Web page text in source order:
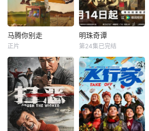
群众解决亲子矛
盾、婚姻困境等纷
繁的社会、家庭问
题；在一桩桩案件
中，秉持法律无情
行初心使命、坚守
法治信仰的
看】
马腾你别走
宋茜
没钱没爱还没心没
肺的马腾（林更新
饰）人近中年一事
无成，是旁人眼里
公认的“废柴”！钢
厂退休骨干老林
马腾你别走
正片
明珠奇谭
李艺彤
一双绣花鞋拉开了
文物专家陈友熙的
冒险序幕，四人冒
险队在寻找灵霄珠
的路上数次与盗墓
团伙展开斗争。在
明珠奇谭
第24集已完结